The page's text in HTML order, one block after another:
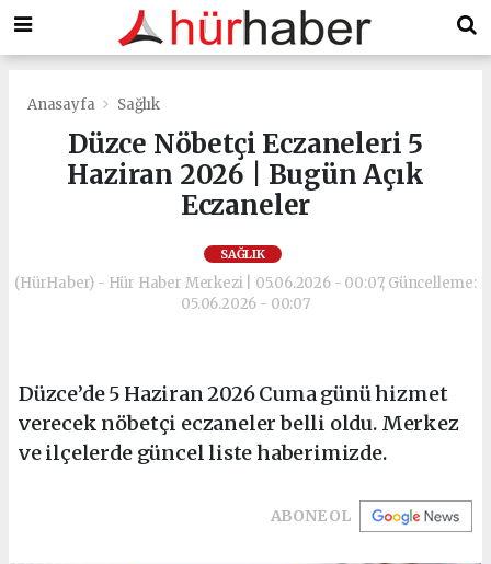
Anasayfa Sağlık
Düzce Nöbetçi Eczaneleri 5
Haziran 2026 | Bugün Açık
Eczaneler
SAĞLIK
(HürHaber) - Hür Haber Merkezi | 05.06.2026 - 00:07, Güncelleme:
05.06.2026 - 00:07
Düzce’de 5 Haziran 2026 Cuma günü hizmet
verecek nöbetçi eczaneler belli oldu. Merkez
ve ilçelerde güncel liste haberimizde.
ABONE OL